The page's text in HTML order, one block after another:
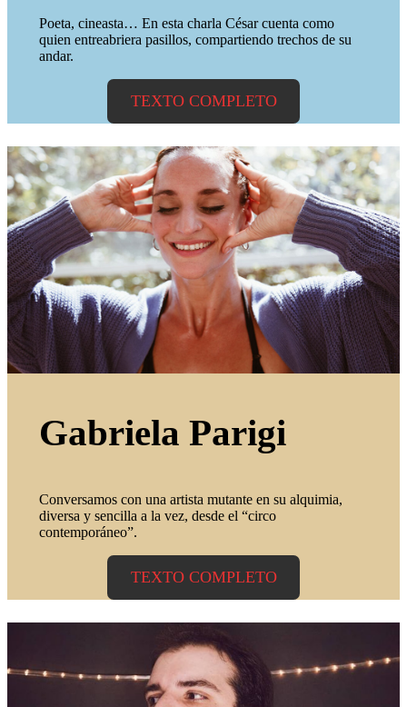
Poeta, cineasta… En esta charla César cuenta como
quien entreabriera pasillos, compartiendo trechos de su
andar.
TEXTO COMPLETO
Gabriela Parigi
Conversamos con una artista mutante en su alquimia,
diversa y sencilla a la vez, desde el “circo
contemporáneo”.
TEXTO COMPLETO